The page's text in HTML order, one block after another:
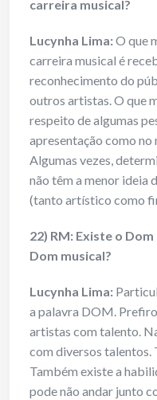
carreira musical?
Lucynha Lima:O que
carreira musical é
reconhecimento do
outros artistas. O que
respeito de algumas
apresentação como
Algumas vezes,
não têm a menor ideia
(tanto artístico como
22) RM: Existe o
Dom musical?
Lucynha Lima:
a palavra DOM. Prefiro
artistas com talento.
com diversos talentos.
Também existe a
pode não andar junto